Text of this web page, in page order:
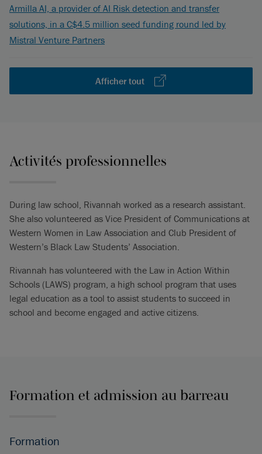
Armilla AI, a provider of AI Risk detection and transfer
solutions, in a C$4.5 million seed funding round led by
Mistral Venture Partners
Afficher tout
Activités professionnelles
During law school, Rivannah worked as a research assistant.
She also volunteered as Vice President of Communications at
Western Women in Law Association and Club President of
Western’s Black Law Students’ Association.
Rivannah has volunteered with the Law in Action Within
Schools (LAWS) program, a high school program that uses
legal education as a tool to assist students to succeed in
school and become engaged and active citizens.
Formation et admission au barreau
Formation